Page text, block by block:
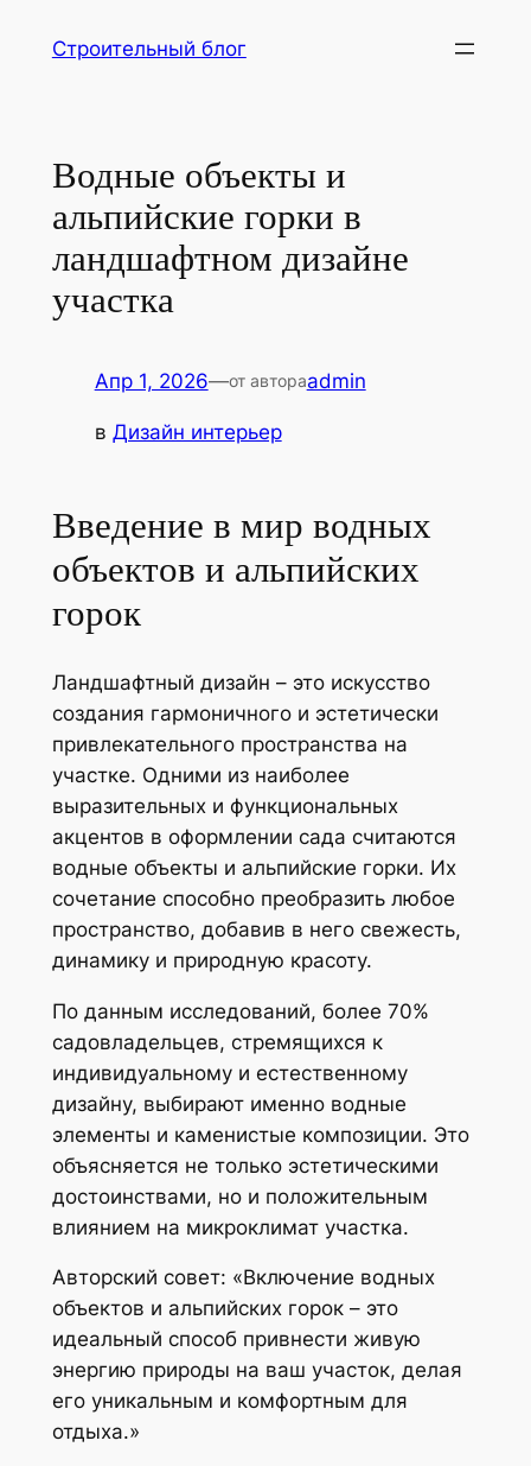
Строительный блог
Водные объекты и
альпийские горки в
ландшафтном дизайне
участка
Апр 1, 2026—от автораadmin
в Дизайн интерьер
Введение в мир водных
объектов и альпийских
горок
Ландшафтный дизайн – это искусство
создания гармоничного и эстетически
привлекательного пространства на
участке. Одними из наиболее
выразительных и функциональных
акцентов в оформлении сада считаются
водные объекты и альпийские горки. Их
сочетание способно преобразить любое
пространство, добавив в него свежесть,
динамику и природную красоту.
По данным исследований, более 70%
садовладельцев, стремящихся к
индивидуальному и естественному
дизайну, выбирают именно водные
элементы и каменистые композиции. Это
объясняется не только эстетическими
достоинствами, но и положительным
влиянием на микроклимат участка.
Авторский совет: «Включение водных
объектов и альпийских горок – это
идеальный способ привнести живую
энергию природы на ваш участок, делая
его уникальным и комфортным для
отдыха.»